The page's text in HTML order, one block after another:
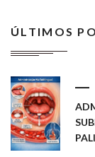
ÚLTIMOS